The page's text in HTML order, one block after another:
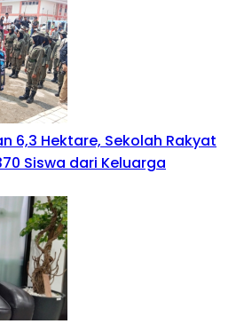
6,3 Hektare, Sekolah Rakyat
Siswa dari Keluarga